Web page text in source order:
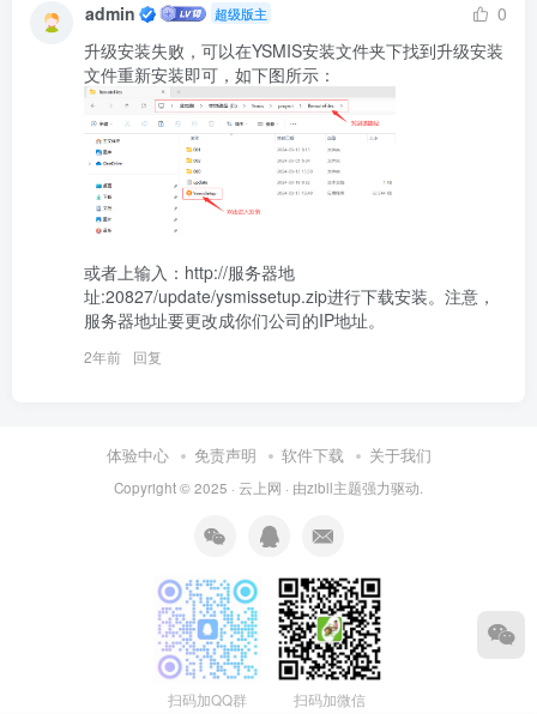
admin 超级版主
0
升级安装失败，可以在YSMIS安装文件夹下找到升级安装
或者上输入：http://服务器地
址:20827/update/ysmissetup.zip进行下载安装。注意，
服务器地址要更改成你们公司的IP地址。
2年前 回复
体验中心 免责声明 软件下载 关于我们
Copyright © 2025 · 云上网 · 由zibll主题强力驱动.
扫码加QQ群 扫码加微信